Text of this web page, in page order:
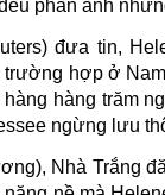
phản ánh
đưa tin,
hợp ở
hàng trăm
ngừng lưu
Nhà Trắng